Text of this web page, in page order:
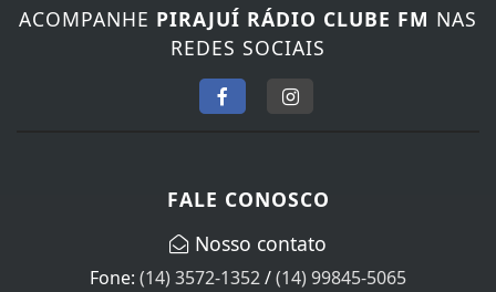
REDES SOCIAIS
(14) 3572-1352/(14) 99845-5065
E-mail:radiopirajui@yahoo.com.br